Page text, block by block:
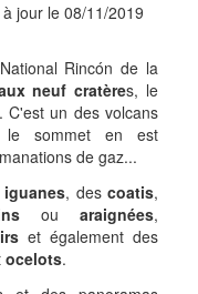
jour le 08/11/2019
Rincón de la
neuf cratères, le
C'est un des volcans
sommet en est
de gaz...
iguanes, descoatis,
ouaraignées,
et également des
ocelots.